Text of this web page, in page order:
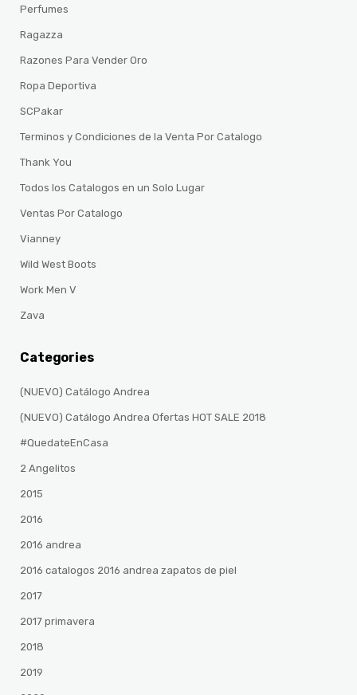
Perfumes
Ragazza
Razones Para Vender Oro
Ropa Deportiva
SCPakar
Terminos y Condiciones de la Venta Por Catalogo
Thank You
Todos los Catalogos en un Solo Lugar
Ventas Por Catalogo
Vianney
Wild West Boots
Work Men V
Zava
Categories
(NUEVO) Catálogo Andrea
(NUEVO) Catálogo Andrea Ofertas HOT SALE 2018
#QuedateEnCasa
2 Angelitos
2015
2016
2016 andrea
2016 catalogos 2016 andrea zapatos de piel
2017
2017 primavera
2018
2019